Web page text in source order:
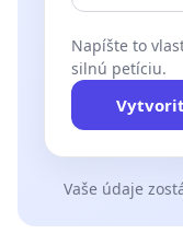
Napíšte to
silnú petíciu.
Vaše údaje